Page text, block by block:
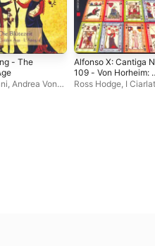
- The
, Andrea Von
Alfonso X: Cantiga
109 - Von Horheim:
Enbeiz Ich Doch Des
Ross Hodge, I